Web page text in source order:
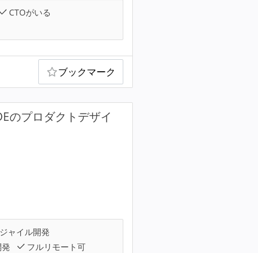
CTOがいる
ブックマーク
のプロダクトデザイ
ャイル開発
フルリモート可